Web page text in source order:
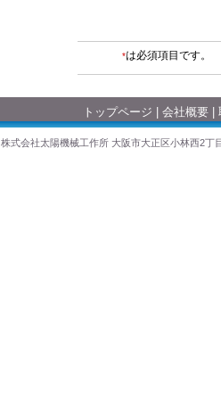
*は必須項目です。
トップページ 会社概要
株式会社太陽機械工作所 大阪市大正区小林西2丁